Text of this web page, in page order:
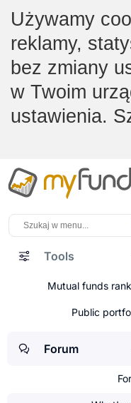
Używamy
reklamy,
bez zmiany
w Twoim
ustawienia.
Tools
Mutual funds
Public
Forum